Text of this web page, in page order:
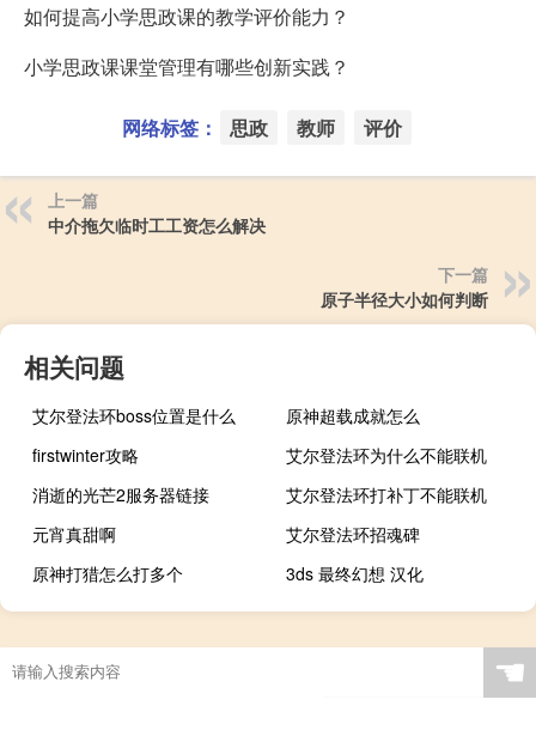
如何提高小学思政课的教学评价能力？
小学思政课课堂管理有哪些创新实践？
网络标签： 思政 教师 评价
上一篇
中介拖欠临时工工资怎么解决
下一篇
原子半径大小如何判断
相关问题
艾尔登法环boss位置是什么
原神超载成就怎么
firstwinter攻略
艾尔登法环为什么不能联机
消逝的光芒2服务器链接
艾尔登法环打补丁不能联机
元宵真甜啊
艾尔登法环招魂碑
原神打猎怎么打多个
3ds 最终幻想 汉化
☚